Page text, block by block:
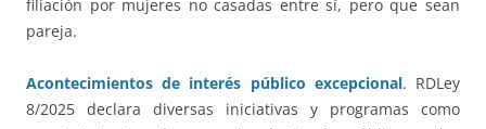
filiación por mujeres no casadas entre sí, pero que sean
pareja.
Acontecimientos de interés público excepcional. RDLey
8/2025 declara diversas iniciativas y programas como